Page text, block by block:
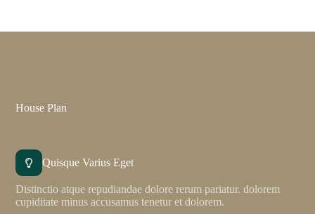
House Plan
Quisque Varius Eget
Distinctio atque repudiandae dolore rerum pariatur. dolorem
cupiditate minus accusamus tenetur et dolorem.